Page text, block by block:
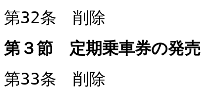
第32条 削除
第３節 定期乗車券の発売
第33条 削除